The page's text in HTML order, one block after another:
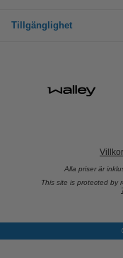
Tillgänglighet
Villkor
Alla priser är
This site is protected by